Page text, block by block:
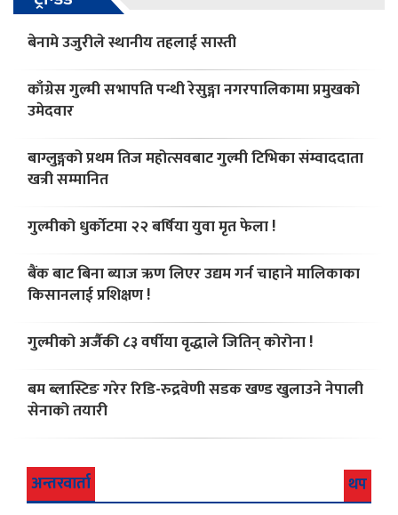
बेनामे उजुरीले स्थानीय तहलाई सास्ती
काँग्रेस गुल्मी सभापति पन्थी रेसुङ्गा नगरपालिकामा प्रमुखको
उमेदवार
बाग्लुङ्गको प्रथम तिज महोत्सवबाट गुल्मी टिभिका संम्वाददाता
खत्री सम्मानित
गुल्मीको धुर्काेटमा २२ बर्षिया युवा मृत फेला !
बैंक बाट बिना ब्याज ऋण लिएर उद्यम गर्न चाहाने मालिकाका
किसानलाई प्रशिक्षण !
गुल्मीको अर्जैकी ८३ वर्षीया वृद्धाले जितिन् कोरोना !
बम ब्लास्टिङ गरेर रिडि-रुद्रवेणी सडक खण्ड खुलाउने नेपाली
सेनाको तयारी
अन्तरवार्ता थप